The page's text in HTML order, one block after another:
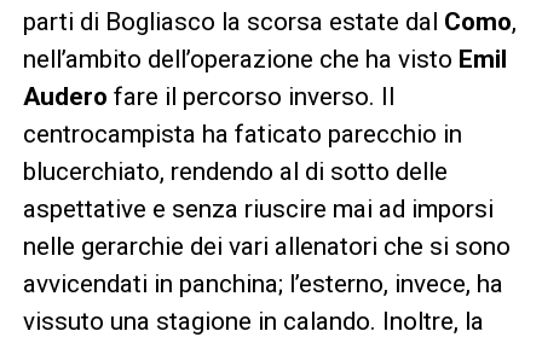
parti di Bogliasco la scorsa estate dal Como,
nell’ambito dell’operazione che ha visto Emil
Audero fare il percorso inverso. Il
centrocampista ha faticato parecchio in
blucerchiato, rendendo al di sotto delle
aspettative e senza riuscire mai ad imporsi
nelle gerarchie dei vari allenatori che si sono
avvicendati in panchina; l’esterno, invece, ha
vissuto una stagione in calando. Inoltre, la